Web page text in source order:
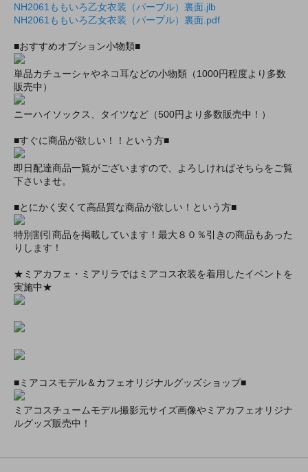
NH2061ももいろ乙女衣装（パープル）裏面.jlb
NH2061ももいろ乙女衣装（パープル）裏面.pdf
■おすすめオプション小物類■
単品カチューシャやネコ耳などの小物類（1000円程度より多数
販売中）
ニーハイソックス、タイツなど（500円より多数販売中！）
■すぐに商品が欲しい！！という方■
即日配達商品一覧がございますので、よろしければそちらをご覧
下さいませ。
■とにかく安くて高品質な商品が欲しい！という方■
特別割引商品を掲載しています！最大８０％引きの商品もあった
りします！
★ミアカフェ・ミアリラではミアコス衣装を着用したイベントを
実施中★
■ミアコスモデル＆カフェオリジナルグッズショップ■
ミアコスチュームモデル撮影元サイズ画像やミアカフェオリジナ
ルグッズ販売中！